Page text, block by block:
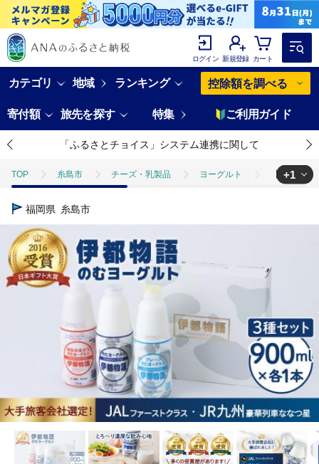
ログイン 新規登録 カート
カテゴリ 地域 ランキング 控除額を調べる
寄付額 旅先を探す 特集 ご利用ガイド
「ふるさとチョイス」システム連携に関して
TOP 糸島市 チーズ・乳製品 ヨーグルト 【伊都物
TOP
+1
福岡県 糸島市